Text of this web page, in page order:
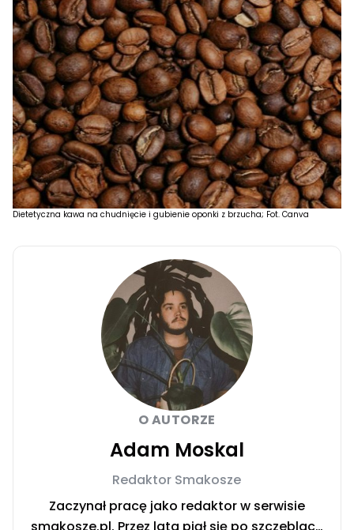
Dietetyczna kawa na chudnięcie i gubienie oponki z brzucha; Fot. Canva
O AUTORZE
Adam Moskal
Redaktor Smakosze
Zaczynał pracę jako redaktor w serwisie